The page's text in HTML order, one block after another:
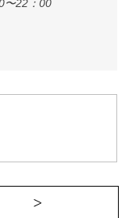
22：00
を食べている《READING